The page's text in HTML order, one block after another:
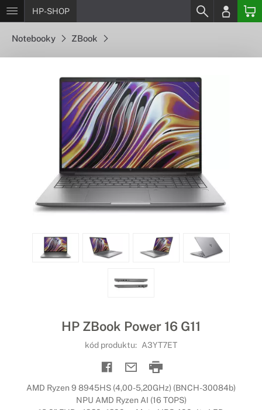
HP-SHOP
Notebooky ZBook
HP ZBook Power 16 G11
kód produktu: A3YT7ET
AMD Ryzen 9 8945HS (4,00-5,20GHz) (BNCH-30084b)
NPU AMD Ryzen AI (16 TOPS)